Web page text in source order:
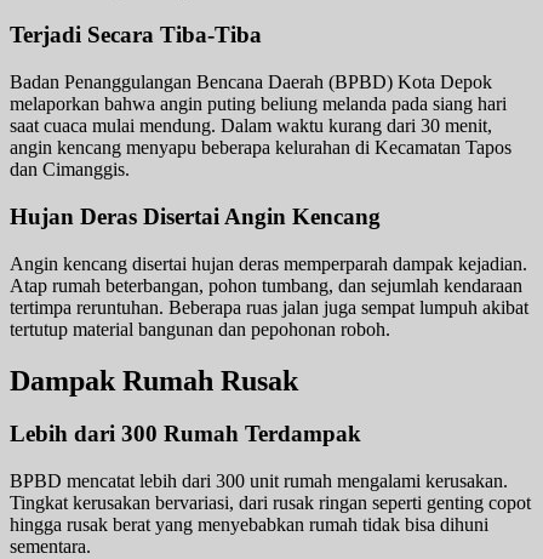
Terjadi Secara Tiba-Tiba
Badan Penanggulangan Bencana Daerah (BPBD) Kota Depok
melaporkan bahwa angin puting beliung melanda pada siang hari
saat cuaca mulai mendung. Dalam waktu kurang dari 30 menit,
angin kencang menyapu beberapa kelurahan di Kecamatan Tapos
dan Cimanggis.
Hujan Deras Disertai Angin Kencang
Angin kencang disertai hujan deras memperparah dampak kejadian.
Atap rumah beterbangan, pohon tumbang, dan sejumlah kendaraan
tertimpa reruntuhan. Beberapa ruas jalan juga sempat lumpuh akibat
tertutup material bangunan dan pepohonan roboh.
Dampak Rumah Rusak
Lebih dari 300 Rumah Terdampak
BPBD mencatat lebih dari 300 unit rumah mengalami kerusakan.
Tingkat kerusakan bervariasi, dari rusak ringan seperti genting copot
hingga rusak berat yang menyebabkan rumah tidak bisa dihuni
sementara.